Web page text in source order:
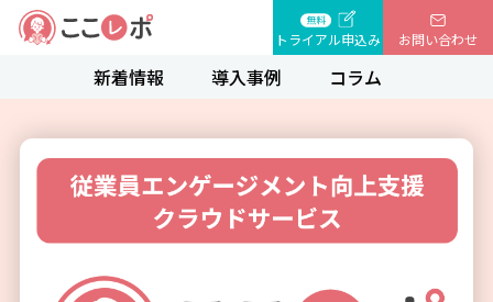
トライアル申込み お問い合わせ
新着情報 導入事例 コラム